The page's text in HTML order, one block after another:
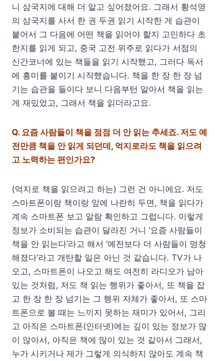
니 삼국지에 대해 더 알고 싶어졌어요. 그래서 황석영
의 삼국지를 사서 한 권 두권 읽기 시작한 게 습관이
붙어서 그 다음에 어떤 책을 읽어야 할지 고민하다 초
한지를 읽게 되고, 중국 고전 위주로 읽다가 서점의
신간코너에 있는 책들을 읽기 시작했고, 그러다 독서
에 흥미를 붙이기 시작했습니다. 책을 한 장 한 장 넘
기는 습관을 들이다 보니 다음부턴 알아서 책을 읽는
게 재밌었고, 그래서 책을 읽더라고요.
Q. 요즘 사람들이 책을 점점 더 안 읽는 추세죠. 저도 예
전만큼 책을 안 읽게 되던데, 억지로라도 책을 읽으려
고 노력하는 편인가요?
(억지로 책을 읽으려고 하는) 그런 건 아니에요. 저도
스마트폰이랑 책이랑 앞에 나란히 두면, 책을 읽다가
계속 스마트폰 보고 알람 확인하고 그럽니다. 이렇게
정보가 소비되는 습관이 달라진 거니 ‘요즘 사람들이
책을 안 읽는다’라고 해서 ‘예전보다 더 사람들이 멍청
해졌다’라고 개탄할 일은 아닌 것 같습니다. TV가 나
오고, 스마트폰이 나오고 해도 여전히 라디오가 남아
있는 것처럼, 저도 책 읽는 행위가 좋아서, 또 책을 잡
고 한 장 한 장 넘기는 그 행위 자체가 좋아서, 또 스마
트폰으로 볼 때는 느끼지 못하는 재미가 있어서, 그리
고 아직은 스마트폰(인터넷)에는 깊이 있는 정보가 많
이 않아서, 아직은 책에 많이 있는 것 같아서 그래서,
누가 시키거나 제가 그렇게 의식하지 않아도 계속 책